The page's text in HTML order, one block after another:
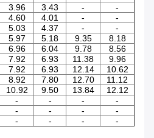
3.96 3.43 -
-
4.60 4.01 -
-
5.03 4.37 -
-
5.97 5.18 9.35
8.18
6.96 6.04 9.78
8.56
7.92 6.93 11.38
9.96
7.92 6.93 12.14
10.62
8.92 7.80 12.70
11.12
10.92 9.50 13.84
12.12
- - -
-
- - -
-
- - - -